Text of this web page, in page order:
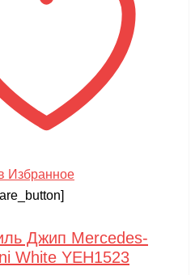
Избранное
Джип Mercedes-
White YEH1523